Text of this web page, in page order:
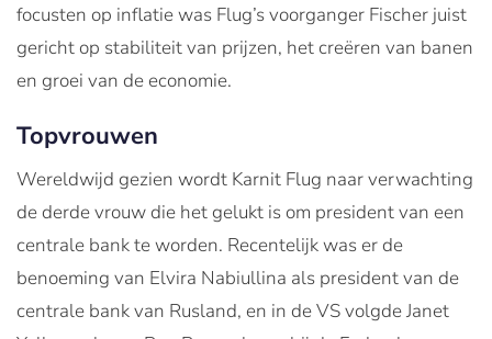
focusten op inflatie was Flug’s voorganger Fischer juist
gericht op stabiliteit van prijzen, het creëren van banen
en groei van de economie.
Topvrouwen
Wereldwijd gezien wordt Karnit Flug naar verwachting
de derde vrouw die het gelukt is om president van een
centrale bank te worden. Recentelijk was er de
benoeming van Elvira Nabiullina als president van de
centrale bank van Rusland, en in de VS volgde Janet